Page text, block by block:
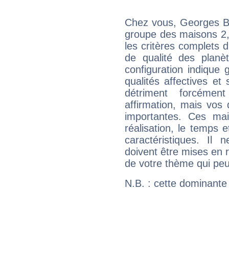
Chez vous, Georges
groupe des maisons
les critères complets
de qualité des
configuration indique
qualités affectives et
détriment
affirmation, mais
importantes. Ces
réalisation, le temps
caractéristiques. Il
doivent être mises en
de votre thème qui
N.B. : cette